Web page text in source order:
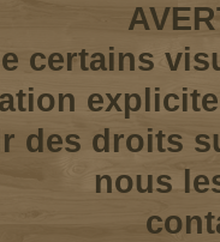
certains
des droits
nous